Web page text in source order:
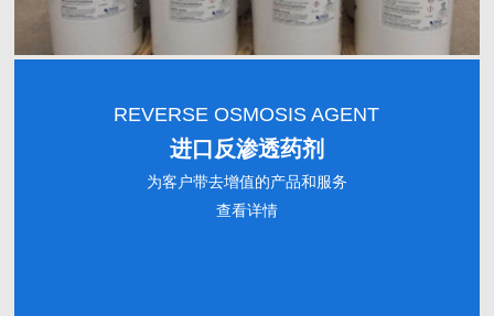
REVERSE OSMOSIS AGENT
进口反渗透药剂
为客户带去增值的产品和服务
查看详情